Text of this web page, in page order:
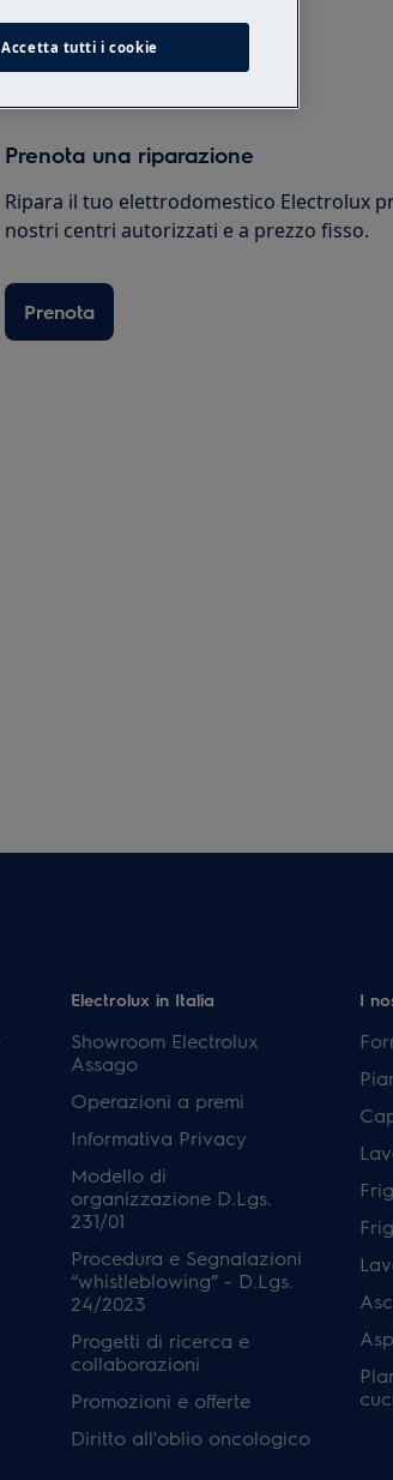
Shop online
Prenota una riparazione
Ripara il tuo elettrodomestico Electrolux
nostri centri autorizzati e a prezzo fisso.
Prenota
Electrolux in Italia
Showroom Electrolux
Assago
Operazioni a premi
Informativa Privacy
Modello di
organizzazione D.Lgs.
231/01
Procedura e Segnalazioni
“whistleblowing” - D.Lgs.
24/2023
Progetti di ricerca e
collaborazioni
Promozioni e offerte
Diritto all'oblio oncologico
I
Accetta tutti i cookie